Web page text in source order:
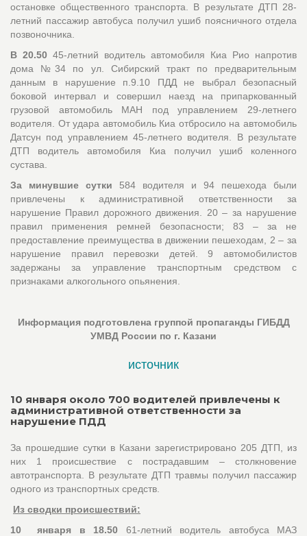
остановке общественного транспорта. В результате ДТП 28-
летний пассажир автобуса получил ушиб поясничного отдела
позвоночника.
В 20.50 45-летний водитель автомобиля Киа Рио напротив
дома №34 по ул. Сибирский тракт по предварительным
данным в нарушение п.9.10 ПДД не выбрал безопасный
боковой интервал и совершил наезд на припаркованный
грузовой автомобиль МАН под управлением 29-летнего
водителя. От удара автомобиль Киа отбросило на автомобиль
Датсун под управлением 45-летнего водителя. В результате
ДТП водитель автомобиля Киа получил ушиб коленного
сустава.
За минувшие сутки 584 водителя и 94 пешехода были
привлечены к административной ответственности за
нарушение Правил дорожного движения. 20 – за нарушение
правил применения ремней безопасности; 83 – за не
предоставление преимущества в движении пешеходам, 2 – за
нарушение правил перевозки детей. 9 автомобилистов
задержаны за управление транспортным средством с
признаками алкогольного опьянения.
Информация подготовлена группой пропаганды ГИБДД
УМВД России по г. Казани
источник
10 января около 700 водителей привлечены к
административной ответственности за
нарушение ПДД
За прошедшие сутки в Казани зарегистрировано 205 ДТП, из
них 1 происшествие с пострадавшим – столкновение
автотранспорта. В результате ДТП травмы получил пассажир
одного из транспортных средств.
Из сводки происшествий:
10 января в 18.50 61-летний водитель автобуса МАЗ